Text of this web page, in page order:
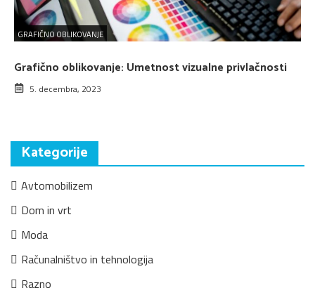
GRAFIČNO OBLIKOVANJE
Grafično oblikovanje: Umetnost vizualne privlačnosti
5. decembra, 2023
Kategorije
Avtomobilizem
Dom in vrt
Moda
Računalništvo in tehnologija
Razno